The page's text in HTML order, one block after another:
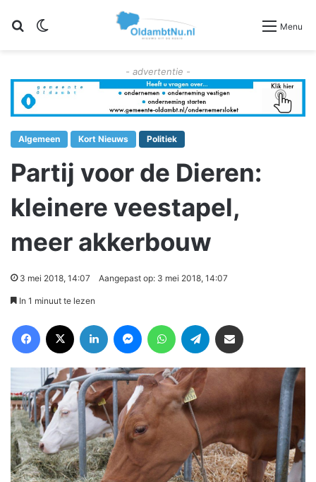
Zoeken Menu
- advertentie -
Algemeen Kort Nieuws Politiek
Partij voor de Dieren:
kleinere veestapel,
meer akkerbouw
3 mei 2018, 14:07 Aangepast op: 3 mei 2018, 14:07
In 1 minuut te lezen